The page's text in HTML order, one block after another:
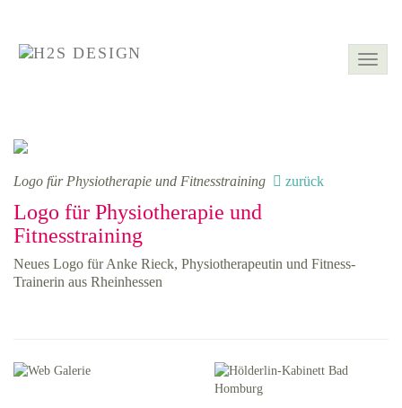
Logo für Physiotherapie und Fitnesstraining zurück
Logo für Physiotherapie und
Fitnesstraining
Neues Logo für Anke Rieck, Physiotherapeutin und Fitness-
Trainerin aus Rheinhessen